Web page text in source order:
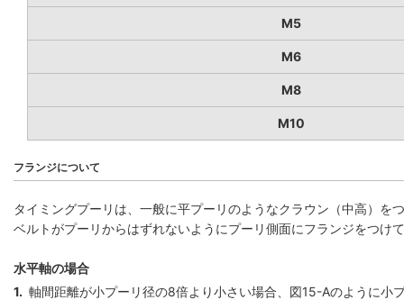
M5
M6
M8
M10
フランジについて
タイミングプーリは、一般に平プーリのようなクラウン（中高）
ベルトがプーリからはずれないようにプーリ側面にフランジをつけ
水平軸の場合
1. 軸間距離が小プーリ径の8倍より小さい場合、図15-Aのように小